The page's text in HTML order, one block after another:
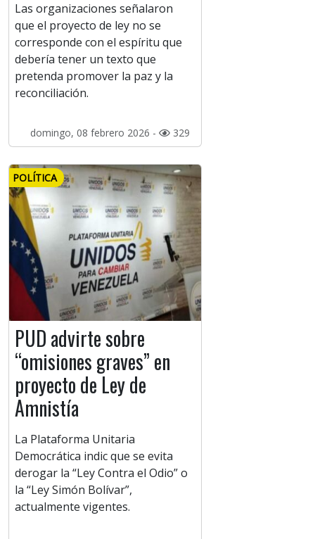
Las organizaciones señalaron
que el proyecto de ley no se
corresponde con el espíritu que
debería tener un texto que
pretenda promover la paz y la
reconciliación.
domingo, 08 febrero 2026 - 329
POLÍTICA
PUD advirte sobre
“omisiones graves” en
proyecto de Ley de
Amnistía
La Plataforma Unitaria
Democrática indic que se evita
derogar la “Ley Contra el Odio” o
la “Ley Simón Bolívar”,
actualmente vigentes.